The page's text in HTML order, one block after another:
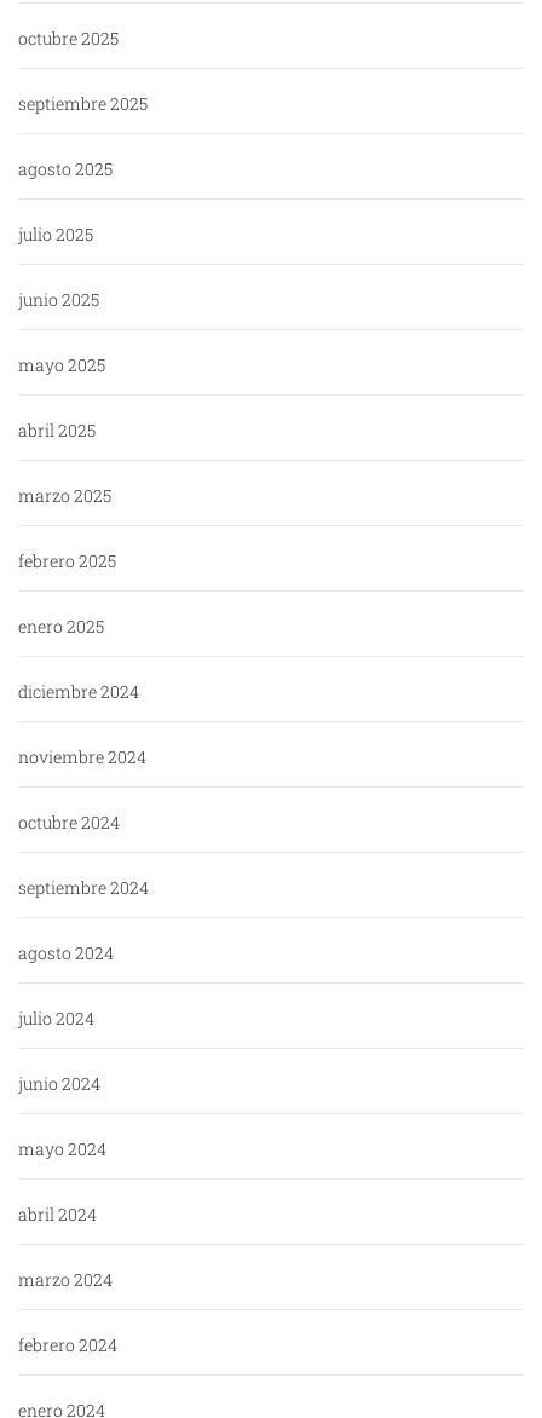
octubre 2025
septiembre 2025
agosto 2025
julio 2025
junio 2025
mayo 2025
abril 2025
marzo 2025
febrero 2025
enero 2025
diciembre 2024
noviembre 2024
octubre 2024
septiembre 2024
agosto 2024
julio 2024
junio 2024
mayo 2024
abril 2024
marzo 2024
febrero 2024
enero 2024